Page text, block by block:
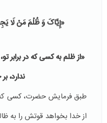
«إِیَّاکَ وَ ظُلْمَ مَنْ لَا
«از ظلم به کسی که در برابر
ندارد،
طبق فرمایش حضرت، کسی که
از خدا بخواهد قوتش را به